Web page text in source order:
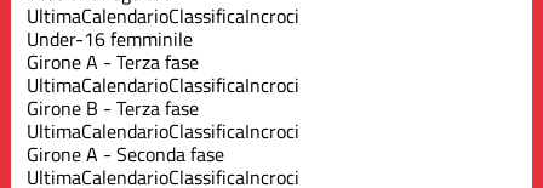
UltimaCalendarioClassificaIncroci
Under-16 femminile
Girone A - Terza fase
UltimaCalendarioClassificaIncroci
Girone B - Terza fase
UltimaCalendarioClassificaIncroci
Girone A - Seconda fase
UltimaCalendarioClassificaIncroci